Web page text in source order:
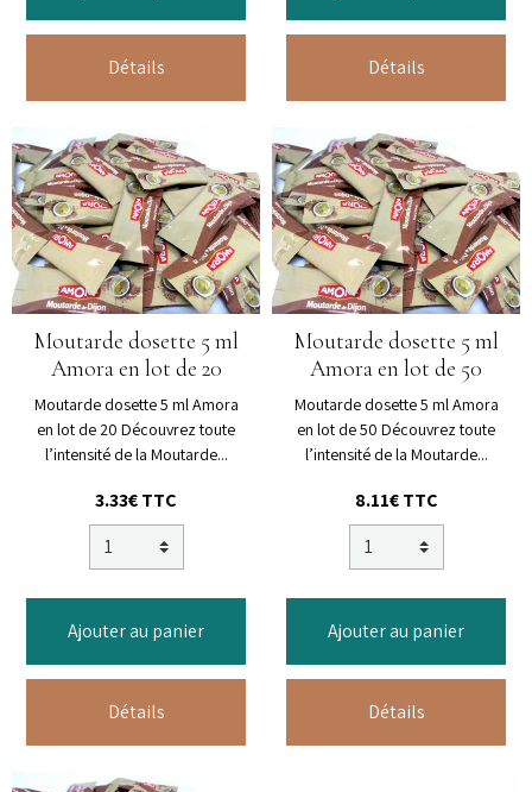
Détails Détails
Moutarde dosette 5 ml
Amora en lot de 20
Moutarde dosette 5 ml Amora
en lot de 20 Découvrez toute
l’intensité de la Moutarde...
3.33€ TTC
Ajouter au panier
Détails
Moutarde dosette 5 ml
Amora en lot de 50
Moutarde dosette 5 ml Amora
en lot de 50 Découvrez toute
l’intensité de la Moutarde...
8.11€ TTC
Ajouter au panier
Détails